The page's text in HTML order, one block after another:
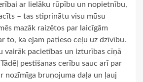
ar lielāku rūpību un nopietnību,
– tas stiprinātu visu mūsu
mazāk raizētos par laicīgām
to, ka ejam patieso ceļu uz dzīvību.
vairāk pacietības un izturības cīņā
pestīšanas cerību sauc arī par
nozīmīga bruņojuma daļa un ļauj